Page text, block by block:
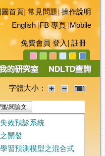
圖首頁 常見問題|操作說明
English|FB 專頁|Mobile
免費會員 登入 註冊
字體大小：
點閱論文
效預診系統
開發
習預測模型之混合式